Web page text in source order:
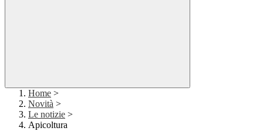
Home >
Novità >
Le notizie >
Apicoltura